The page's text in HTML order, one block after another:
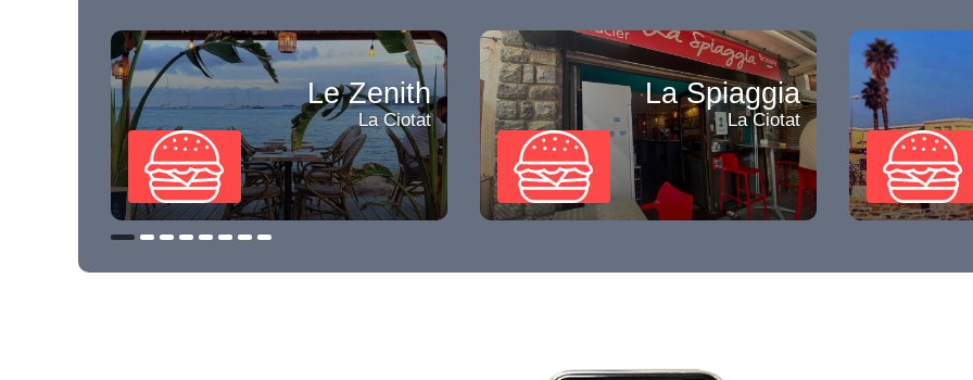
Le Zenith
La Ciotat
La Spiaggia
La Ciotat